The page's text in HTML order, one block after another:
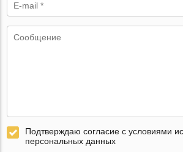
Подтверждаю согласие с условиями
персональных данных